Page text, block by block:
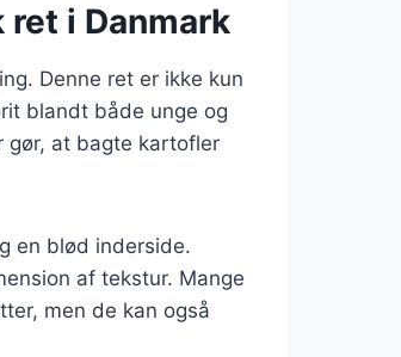
i Danmark
Denne ret er ikke kun
blandt både unge og
gør, at bagte kartofler
en blød inderside.
af tekstur. Mange
men de kan også